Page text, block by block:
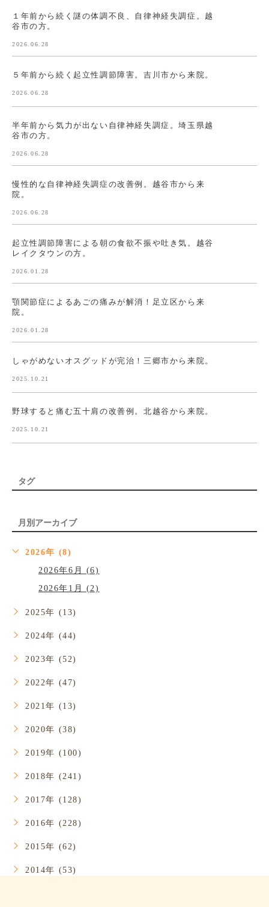
１年前から続く謎の体調不良、自律神経失調症。越
谷市の方。
2026.06.28
５年前から続く起立性調節障害。吉川市から来院。
2026.06.28
半年前から気力が出ない自律神経失調症。埼玉県越
谷市の方。
2026.06.28
慢性的な自律神経失調症の改善例。越谷市から来
院。
2026.06.28
起立性調節障害による朝の食欲不振や吐き気。越谷
レイクタウンの方。
2026.01.28
顎関節症によるあごの痛みが解消！足立区から来
院。
2026.01.28
しゃがめないオスグッドが完治！三郷市から来院。
2025.10.21
野球すると痛む五十肩の改善例。北越谷から来院。
2025.10.21
タグ
月別アーカイブ
2026年 (8)
2026年6月 (6)
2026年1月 (2)
2025年 (13)
2024年 (44)
2023年 (52)
2022年 (47)
2021年 (13)
2020年 (38)
2019年 (100)
2018年 (241)
2017年 (128)
2016年 (228)
2015年 (62)
2014年 (53)